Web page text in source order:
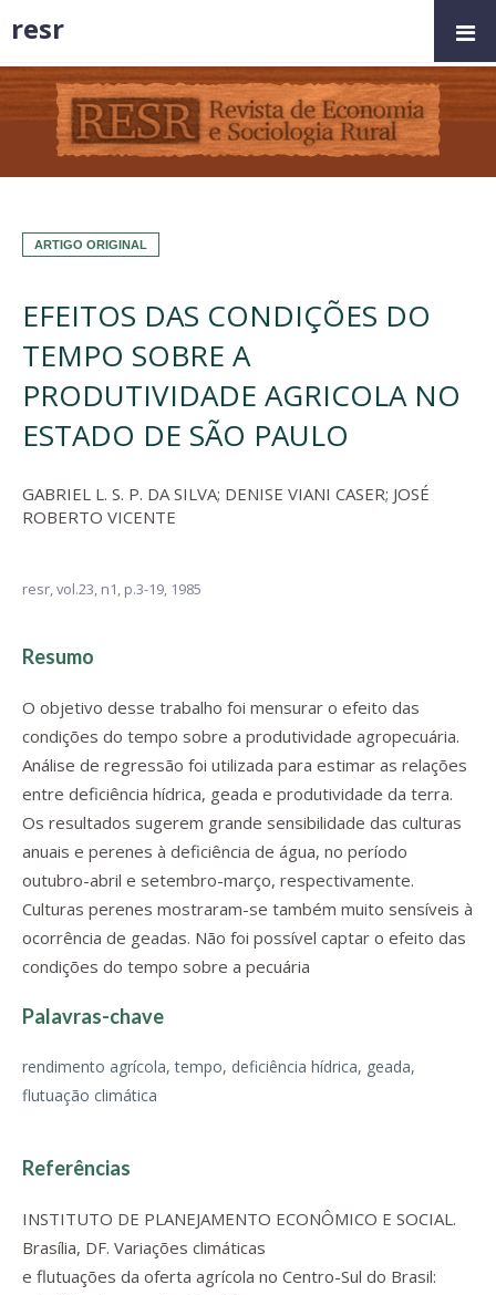
ARTIGO ORIGINAL
EFEITOS DAS CONDIÇÕES DO
TEMPO SOBRE A
PRODUTIVIDADE AGRICOLA NO
ESTADO DE SÃO PAULO
GABRIEL L. S. P. DA SILVA; DENISE VIANI CASER; JOSÉ
ROBERTO VICENTE
resr,vol.23, n1, p.3-19, 1985
Resumo
O objetivo desse trabalho foi mensurar o efeito das
condições do tempo sobre a produtividade agropecuária.
Análise de regressão foi utilizada para estimar as relações
entre deficiência hídrica, geada e produtividade da terra.
Os resultados sugerem grande sensibilidade das culturas
anuais e perenes à deficiência de água, no período
outubro-abril e setembro-março, respectivamente.
Culturas perenes mostraram-se também muito sensíveis à
ocorrência de geadas. Não foi possível captar o efeito das
condições do tempo sobre a pecuária
Palavras-chave
rendimento agrícola, tempo, deficiência hídrica, geada,
flutuação climática
Referências
INSTITUTO DE PLANEJAMENTO ECONÔMICO E SOCIAL.
Brasília, DF. Variações climáticas
e flutuações da oferta agrícola no Centro-Sul do Brasil:
resr